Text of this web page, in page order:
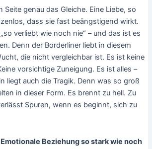
Seite genau das Gleiche. Eine Liebe, so
dass sie fast beängstigend wirkt.
verliebt wie noch nie“ – und das ist es
Denn der Borderliner liebt in diesem
die nicht vergleichbar ist. Es ist keine
vorsichtige Zuneigung. Es ist alles –
liegt auch die Tragik. Denn was so groß
in dieser Form. Es brennt zu hell. Zu
Spuren, wenn es beginnt, sich zu
Beziehung so stark wie noch